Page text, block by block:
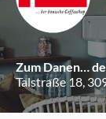
Zum Danen…
Talstraße 18,